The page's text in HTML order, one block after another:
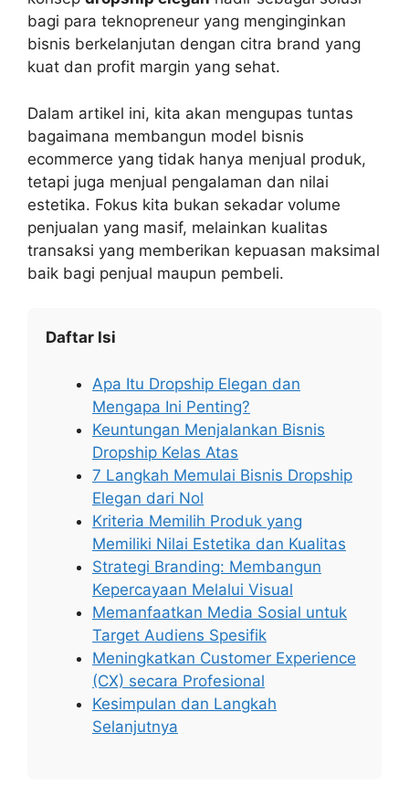
bagi para teknopreneur yang menginginkan
bisnis berkelanjutan dengan citra brand yang
kuat dan profit margin yang sehat.
Dalam artikel ini, kita akan mengupas tuntas
bagaimana membangun model bisnis
ecommerce yang tidak hanya menjual produk,
tetapi juga menjual pengalaman dan nilai
estetika. Fokus kita bukan sekadar volume
penjualan yang masif, melainkan kualitas
transaksi yang memberikan kepuasan maksimal
baik bagi penjual maupun pembeli.
Daftar Isi
Apa Itu Dropship Elegan dan
Mengapa Ini Penting?
Keuntungan Menjalankan Bisnis
Dropship Kelas Atas
7 Langkah Memulai Bisnis Dropship
Elegan dari Nol
Kriteria Memilih Produk yang
Memiliki Nilai Estetika dan Kualitas
Strategi Branding: Membangun
Kepercayaan Melalui Visual
Memanfaatkan Media Sosial untuk
Target Audiens Spesifik
Meningkatkan Customer Experience
(CX) secara Profesional
Kesimpulan dan Langkah
Selanjutnya